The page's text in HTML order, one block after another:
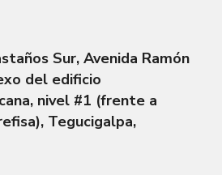
Sur, Avenida Ramón
del edificio
nivel #1 (frente a
Tegucigalpa,